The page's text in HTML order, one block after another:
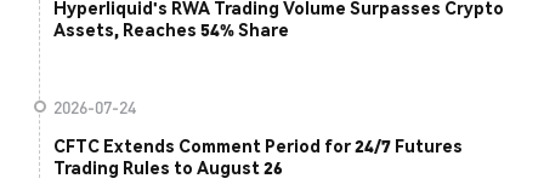
Hyperliquid's RWA Trading Volume Surpasses Crypto
Assets, Reaches 54% Share
2026-07-24
CFTC Extends Comment Period for 24/7 Futures
Trading Rules to August 26